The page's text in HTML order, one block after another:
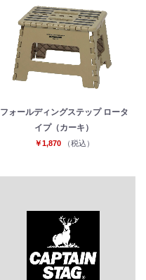
フォールディングステップ ロータ
イプ（カーキ）
￥1,870 （税込）